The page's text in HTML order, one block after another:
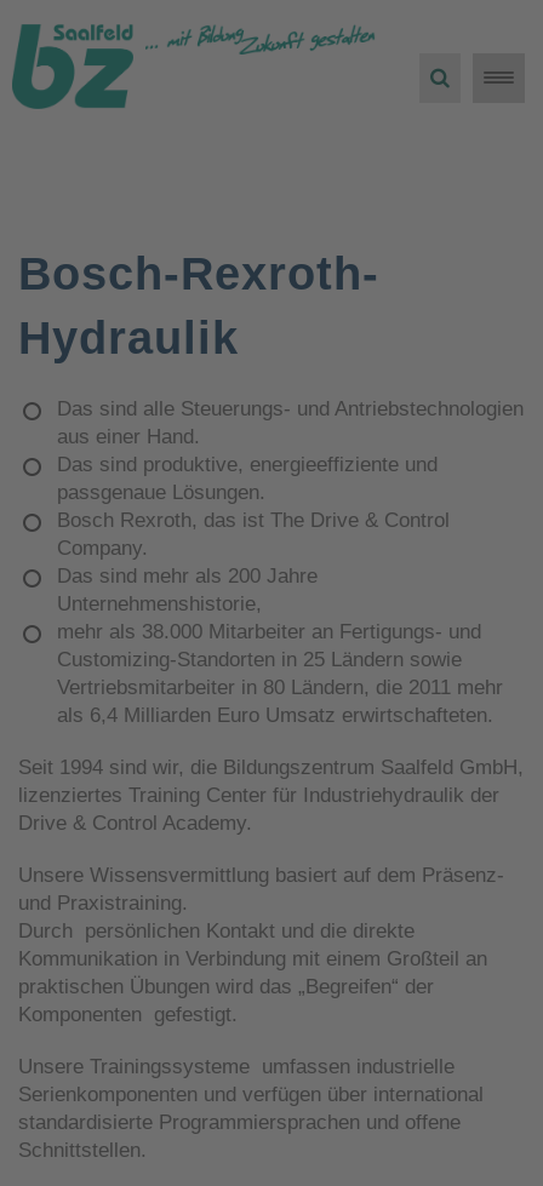
Toggle
Bosch-Rexroth-
Hydraulik
Das sind alle Steuerungs- und Antriebstechnologien
aus einer Hand.
Das sind produktive, energieeffiziente und
passgenaue Lösungen.
Bosch Rexroth, das ist The Drive & Control
Company.
Das sind mehr als 200 Jahre
Unternehmenshistorie,
mehr als 38.000 Mitarbeiter an Fertigungs- und
Customizing-Standorten in 25 Ländern sowie
Vertriebsmitarbeiter in 80 Ländern, die 2011 mehr
als 6,4 Milliarden Euro Umsatz erwirtschafteten.
Seit 1994 sind wir, die Bildungszentrum Saalfeld GmbH,
lizenziertes Training Center für Industriehydraulik der
Drive & Control Academy.
Unsere Wissensvermittlung basiert auf dem Präsenz-
und Praxistraining.
Durch persönlichen Kontakt und die direkte
Kommunikation in Verbindung mit einem Großteil an
praktischen Übungen wird das „Begreifen“ der
Komponenten gefestigt.
Unsere Trainingssysteme umfassen industrielle
Serienkomponenten und verfügen über international
standardisierte Programmiersprachen und offene
Schnittstellen.